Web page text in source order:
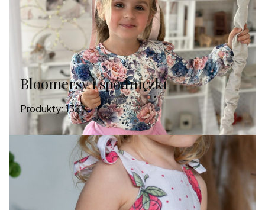
Bloomersy i spódniczki
Produkty:132